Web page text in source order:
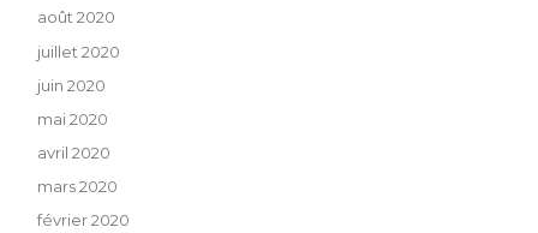
août 2020
juillet 2020
juin 2020
mai 2020
avril 2020
mars 2020
février 2020